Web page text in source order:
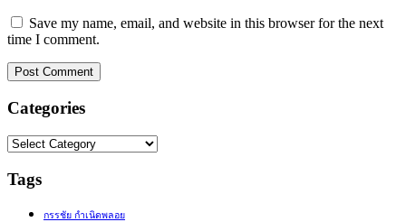
Save my name, email, and website in this browser for the next
time I comment.
Categories
Categories
Tags
กรรชัย กำเนิดพลอย